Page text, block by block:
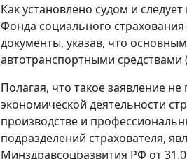
Как установлено судом и
Фонда социального
документы, указав, что
автотранспортными средствами
Полагая, что такое заявление
экономической деятельности
производстве и
подразделений страхователя,
Минздравсоцразвития РФ от